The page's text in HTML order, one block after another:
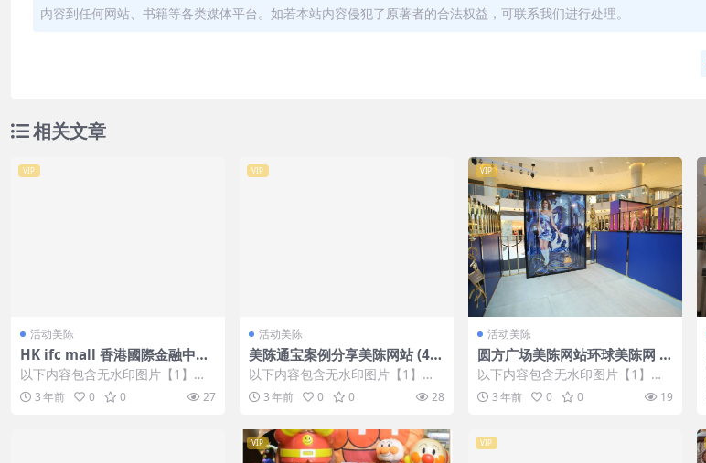
内容到任何网站、书籍等各类媒体平台。如若本站内容侵犯了原著者的合法权益，可联系我们进行处理。
相关文章
VIP
活动美陈
HK ifc mall 香港國際金融中心
商場美陈案例 (2)
以下内容包含无水印图片【1】张
，开通会员无障碍浏览 开通VIP会
员 3 年前 0 0 27
VIP
活动美陈
美陈通宝案例分享美陈网站 (42
0)
以下内容包含无水印图片【1】张
，开通会员无障碍浏览 开通VIP会
员 3 年前 0 0 28
VIP
活动美陈
圆方广场美陈网站环球美陈网 (9
0)
以下内容包含无水印图片【1】张
，开通会员无障碍浏览 开通VIP会
员 3 年前 0 0 19
VIP VIP